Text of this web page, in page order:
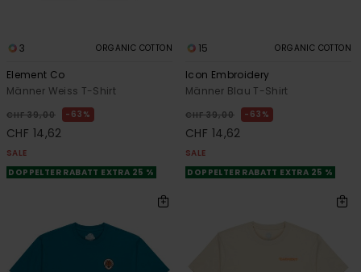
3 ORGANIC COTTON
Element Co
Männer Weiss T-Shirt
CHF 39,00 63%
CHF 14,62
SALE
DOPPELTER RABATT EXTRA 25 %
15 ORGANIC COTTON
Icon Embroidery
Männer Blau T-Shirt
CHF 39,00 63%
CHF 14,62
SALE
DOPPELTER RABATT EXTRA 25 %